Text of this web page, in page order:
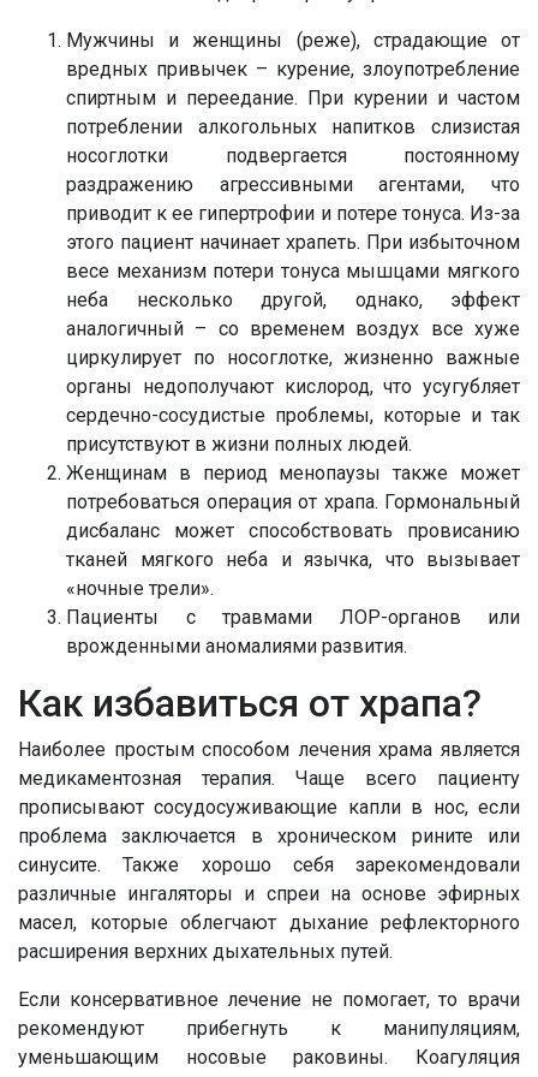
Мужчины и женщины (реже), страдающие от
вредных привычек – курение, злоупотребление
спиртным и переедание. При курении и частом
потреблении алкогольных напитков слизистая
носоглотки подвергается постоянному
раздражению агрессивными агентами, что
приводит к ее гипертрофии и потере тонуса. Из-за
этого пациент начинает храпеть. При избыточном
весе механизм потери тонуса мышцами мягкого
неба несколько другой, однако, эффект
аналогичный – со временем воздух все хуже
циркулирует по носоглотке, жизненно важные
органы недополучают кислород, что усугубляет
сердечно-сосудистые проблемы, которые и так
присутствуют в жизни полных людей.
Женщинам в период менопаузы также может
потребоваться операция от храпа. Гормональный
дисбаланс может способствовать провисанию
тканей мягкого неба и язычка, что вызывает
«ночные трели».
Пациенты с травмами ЛОР-органов или
врожденными аномалиями развития.
Как избавиться от храпа?
Наиболее простым способом лечения храма является
медикаментозная терапия. Чаще всего пациенту
прописывают сосудосуживающие капли в нос, если
проблема заключается в хроническом рините или
синусите. Также хорошо себя зарекомендовали
различные ингаляторы и спреи на основе эфирных
масел, которые облегчают дыхание рефлекторного
расширения верхних дыхательных путей.
Если консервативное лечение не помогает, то врачи
рекомендуют прибегнуть к манипуляциям,
уменьшающим носовые раковины. Коагуляция